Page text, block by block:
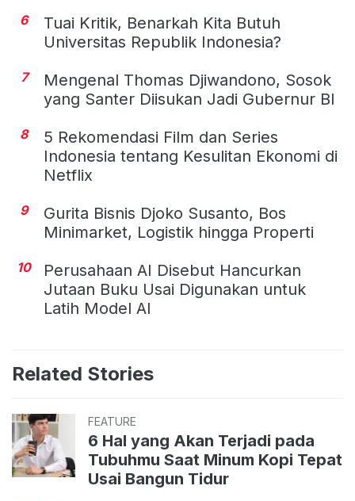
6
Tuai Kritik, Benarkah Kita Butuh
Universitas Republik Indonesia?
7
Mengenal Thomas Djiwandono, Sosok
yang Santer Diisukan Jadi Gubernur BI
8
5 Rekomendasi Film dan Series
Indonesia tentang Kesulitan Ekonomi di
Netflix
9
Gurita Bisnis Djoko Susanto, Bos
Minimarket, Logistik hingga Properti
10
Perusahaan AI Disebut Hancurkan
Jutaan Buku Usai Digunakan untuk
Latih Model AI
Related Stories
FEATURE
6 Hal yang Akan Terjadi pada
Tubuhmu Saat Minum Kopi Tepat
Usai Bangun Tidur